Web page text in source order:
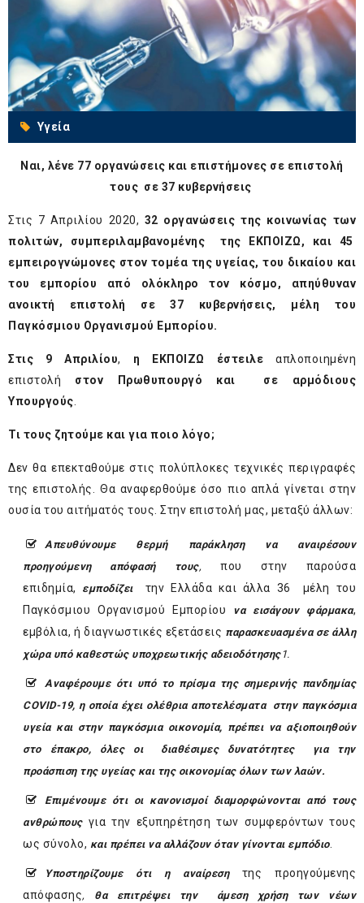
Υγεία
Ναι, λένε 77 οργανώσεις και επιστήμονες σε επιστολή
τους σε 37 κυβερνήσεις
Στις 7 Απριλίου 2020, 32 οργανώσεις της κοινωνίας των
πολιτών, συμπεριλαμβανομένης της ΕΚΠΟΙΖΩ, και 45
εμπειρογνώμονες στον τομέα της υγείας, του δικαίου και
του εμπορίου από ολόκληρο τον κόσμο, απηύθυναν
ανοικτή επιστολή σε 37 κυβερνήσεις, μέλη του
Παγκόσμιου Οργανισμού Εμπορίου.
Στις 9 Απριλίου, η ΕΚΠΟΙΖΩ έστειλε απλοποιημένη
επιστολή στον Πρωθυπουργό και σε αρμόδιους
Υπουργούς.
Τι τους ζητούμε και για ποιο λόγο;
Δεν θα επεκταθούμε στις πολύπλοκες τεχνικές περιγραφές
της επιστολής. Θα αναφερθούμε όσο πιο απλά γίνεται στην
ουσία του αιτήματός τους. Στην επιστολή μας, μεταξύ άλλων:
Απευθύνουμε θερμή παράκληση να αναιρέσουν
προηγούμενη απόφασή τους,που στην παρούσα
επιδημία, εμποδίζει
την Ελλάδα και άλλα 36 μέλη του
Παγκόσμιου Οργανισμού Εμπορίου να εισάγουν φάρμακα,
εμβόλια, ή διαγνωστικές εξετάσεις παρασκευασμένα σε άλλη
χώρα υπό καθεστώς υποχρεωτικής αδειοδότησης1.
Αναφέρουμε ότι υπό το πρίσμα της σημερινής πανδημίας
COVID-19, η οποία έχει ολέθρια αποτελέσματα στην παγκόσμια
υγεία και στην παγκόσμια οικονομία, πρέπει να αξιοποιηθούν
στο έπακρο, όλες οι διαθέσιμες δυνατότητες για την
προάσπιση της υγείας και της οικονομίας όλων των λαών.
Επιμένουμε ότι οι κανονισμοί διαμορφώνονται από τους
ανθρώπουςγια την εξυπηρέτηση των συμφερόντων τους
ως σύνολο, και πρέπει να αλλάζουν όταν γίνονται εμπόδιο.
Υποστηρίζουμε ότι η αναίρεσητης προηγούμενης
απόφασης, θα επιτρέψει την άμεση χρήση των νέων